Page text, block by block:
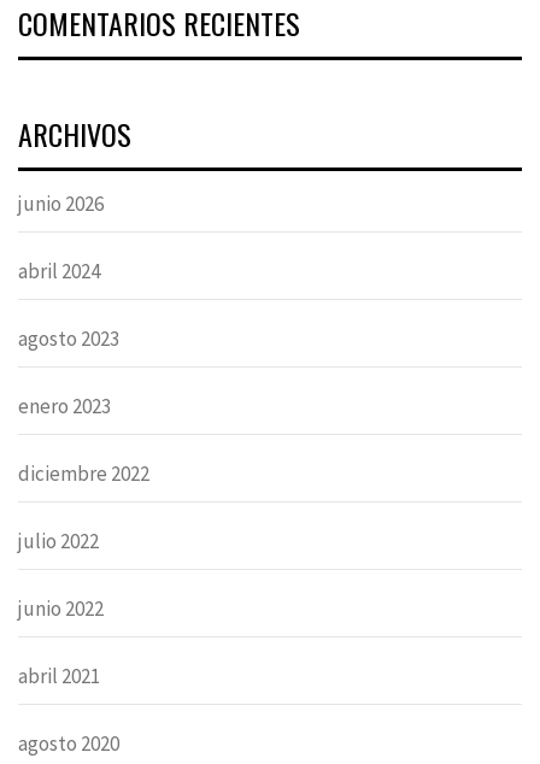
COMENTARIOS RECIENTES
ARCHIVOS
junio 2026
abril 2024
agosto 2023
enero 2023
diciembre 2022
julio 2022
junio 2022
abril 2021
agosto 2020